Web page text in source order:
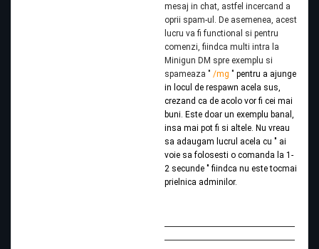
mesaj in chat, astfel incercand a
oprii spam-ul. De asemenea, acest
lucru va fi functional si pentru
comenzi, fiindca multi intra la
Minigun DM spre exemplu si
spameaza " /mg " pentru a ajunge
in locul de respawn acela sus,
crezand ca de acolo vor fi cei mai
buni. Este doar un exemplu banal,
insa mai pot fi si altele. Nu vreau
sa adaugam lucrul acela cu " ai
voie sa folosesti o comanda la 1-
2 secunde " fiindca nu este tocmai
prielnica adminilor.